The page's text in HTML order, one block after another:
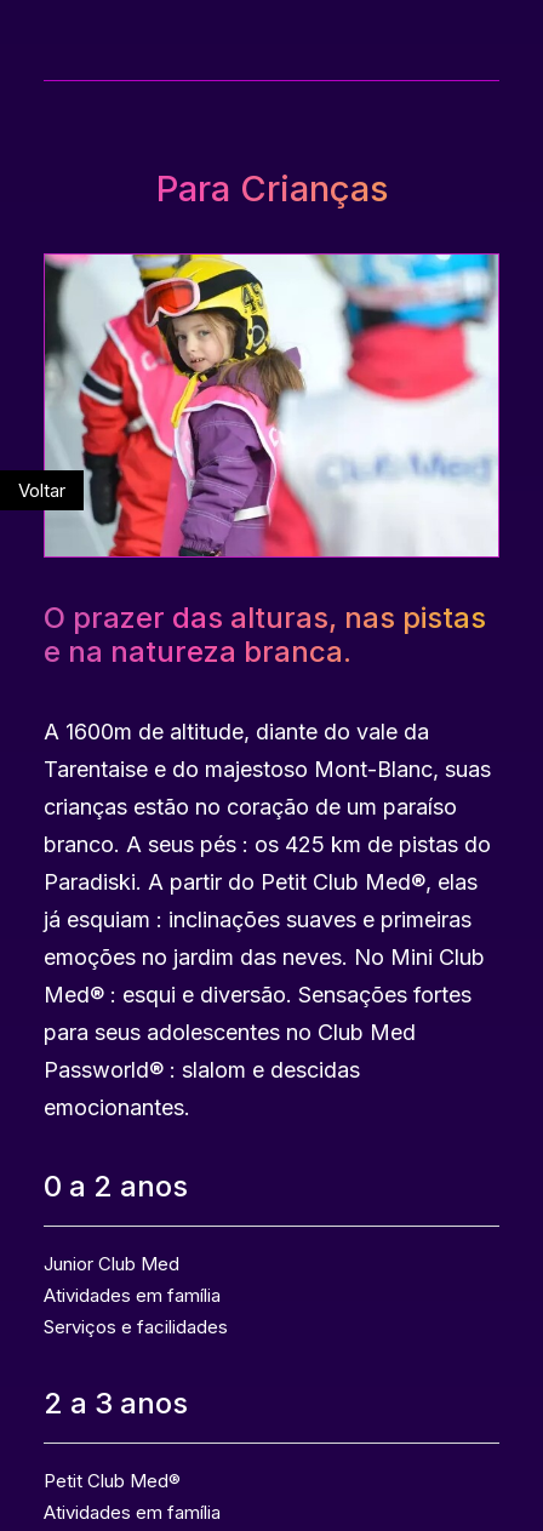
Para Crianças
O prazer das alturas, nas pistas
e na natureza branca.
A 1600m de altitude, diante do vale da
Tarentaise e do majestoso Mont-Blanc, suas
crianças estão no coração de um paraíso
branco. A seus pés : os 425 km de pistas do
Paradiski. A partir do Petit Club Med®, elas
já esquiam : inclinações suaves e primeiras
emoções no jardim das neves. No Mini Club
Med® : esqui e diversão. Sensações fortes
para seus adolescentes no Club Med
Passworld® : slalom e descidas
emocionantes.
0 a 2 anos
Junior Club Med
Atividades em família
Serviços e facilidades
2 a 3 anos
Petit Club Med®
Atividades em família
Voltar